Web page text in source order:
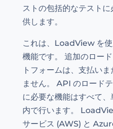
ストの包括的なテスト
供します。
これは、LoadView を
機能です。 追加のロー
トフォームは、支払い
ません。 API のロード
に必要な機能はすべて
内で行います。
サービス (AWS) と